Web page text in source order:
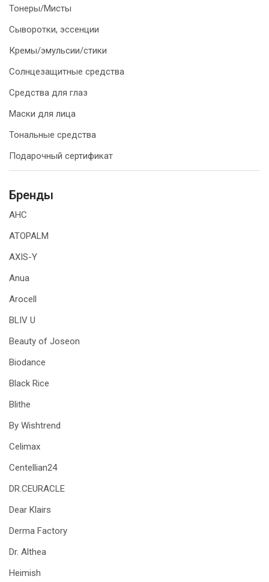
Тонеры/Мисты
Сыворотки, эссенции
Кремы/эмульсии/стики
Солнцезащитные средства
Средства для глаз
Маски для лица
Тональные средства
Подарочный сертификат
Бренды
AHC
ATOPALM
AXIS-Y
Anua
Arocell
BLIV U
Beauty of Joseon
Biodance
Black Rice
Blithe
By Wishtrend
Celimax
Centellian24
DR.CEURACLE
Dear Klairs
Derma Factory
Dr. Althea
Heimish